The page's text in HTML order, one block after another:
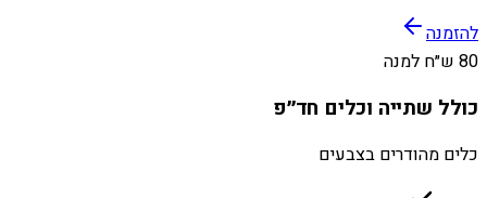
להזמנה
80 ש״ח למנה
כולל שתייה וכלים חד״פ
כלים מהודרים בצבעים